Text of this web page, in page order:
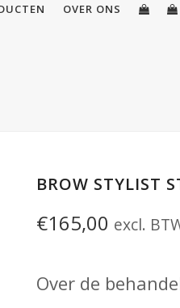
OVER ONS
BROW STYLIST
€165,00 excl.
Over de